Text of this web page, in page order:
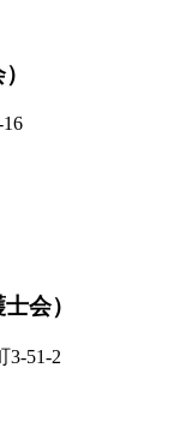
会）
3-51-2